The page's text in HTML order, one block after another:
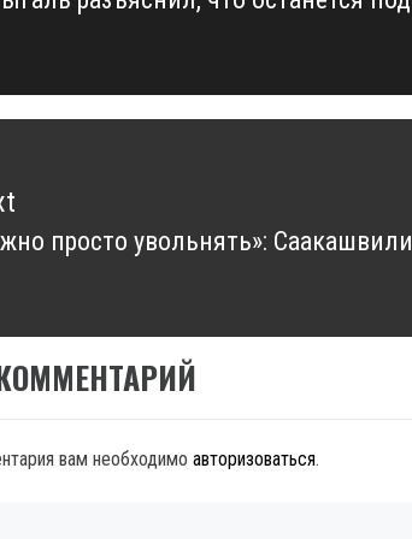
просто увольнять»:
вам необходимо авторизоваться.